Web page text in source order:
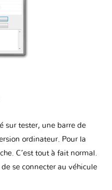
sur tester, une barre de
ordinateur. Pour la
C’est tout à fait normal.
se connecter au véhicule